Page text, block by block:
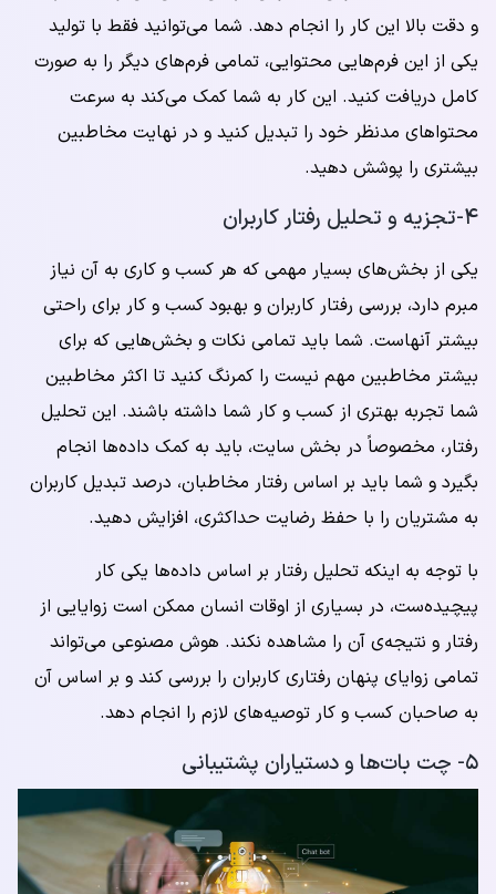
و دقت بالا این کار را انجام دهد. شما می‌توانید فقط با تولید
یکی از این فرم‌هایی محتوایی، تمامی فرم‌های دیگر را به صورت
کامل دریافت کنید. این کار به شما کمک می‌کند به سرعت
محتواهای مدنظر خود را تبدیل کنید و در نهایت مخاطبین
بیشتری را پوشش دهید.
۴-تجزیه و تحلیل رفتار کاربران
یکی از بخش‌های بسیار مهمی که هر کسب و کاری به آن نیاز
مبرم دارد، بررسی رفتار کاربران و بهبود کسب و کار برای راحتی
بیشتر آنهاست. شما باید تمامی نکات و بخش‌هایی که برای
بیشتر مخاطبین مهم نیست را کمرنگ کنید تا اکثر مخاطبین
شما تجربه بهتری از کسب و کار شما داشته باشند. این تحلیل
رفتار، مخصوصاً در بخش سایت، باید به کمک داده‌ها انجام
بگیرد و شما باید بر اساس رفتار مخاطبان، درصد تبدیل کاربران
به مشتریان را با حفظ رضایت حداکثری، افزایش دهید.
با توجه به اینکه تحلیل رفتار بر اساس داده‌ها یکی کار
پیچیده‌ست، در بسیاری از اوقات انسان ممکن است زوایایی از
رفتار و نتیجه‌ی آن را مشاهده نکند. هوش مصنوعی می‌تواند
تمامی زوایای پنهان رفتاری کاربران را بررسی کند و بر اساس آن
به صاحبان کسب و کار توصیه‌های لازم را انجام دهد.
۵- چت بات‌ها و دستیاران پشتیبانی